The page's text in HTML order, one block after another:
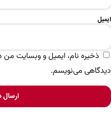
ایمیل
ذخیره نام، ایمیل و وبسایت من
دیدگاهی می‌نویسم.
ارسال